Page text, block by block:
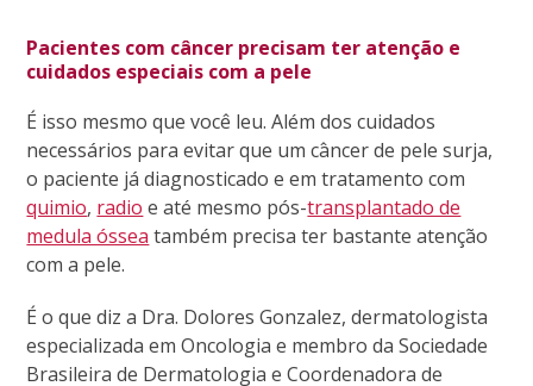
Pacientes com câncer precisam ter atenção e
cuidados especiais com a pele
É isso mesmo que você leu. Além dos cuidados
necessários para evitar que um câncer de pele surja,
o paciente já diagnosticado e em tratamento com
quimio, radio e até mesmo pós-transplantado de
medula óssea também precisa ter bastante atenção
com a pele.
É o que diz a Dra. Dolores Gonzalez, dermatologista
especializada em Oncologia e membro da Sociedade
Brasileira de Dermatologia e Coordenadora de